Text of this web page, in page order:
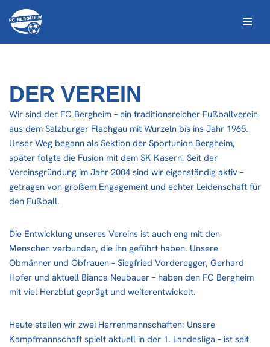
Zum
Inhalt
DER VEREIN
Wir sind der FC Bergheim – ein traditionsreicher Fußballverein
aus dem Salzburger Flachgau mit Wurzeln bis ins Jahr 1965.
Unser Weg begann als Sektion der Sportunion Bergheim,
später folgte die Fusion mit dem SK Kasern. Seit der
Vereinsgründung im Jahr 2004 sind wir eigenständig aktiv –
getragen von großem Engagement und echter Leidenschaft für
den Fußball.
Die Entwicklung unseres Vereins ist auch eng mit den
Menschen verbunden, die ihn geführt haben. Unsere
Obmänner und Obfrauen – Siegfried Vorderegger, Gerhard
Hofer und aktuell Bianca Neubauer – haben den FC Bergheim
mit viel Herzblut geprägt und weiterentwickelt.
Heute stellen wir zwei Herrenmannschaften: Unsere
Kampfmannschaft spielt aktuell in der 1. Landesliga – ist seit